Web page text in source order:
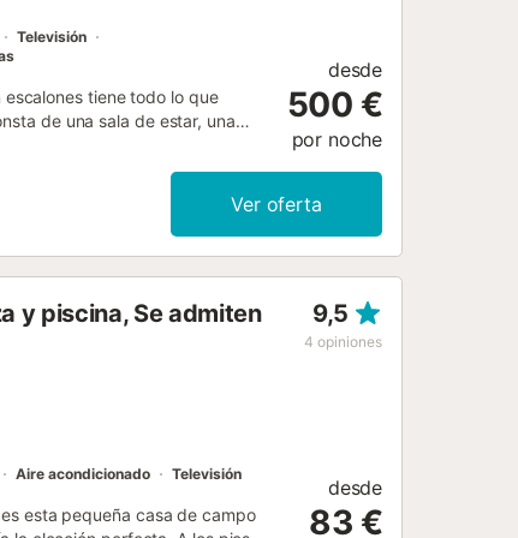
Televisión
escalones tiene todo lo que
de una sala de estar, una
alta velocidad (apto para
Este alojamiento no
piscina privada, piscina infantil,
exterior para su disfrute. El
la propiedad y hay
fumar en la propiedad. Esta
separación de residuos. Se
cuenta con iluminación de bajo
han utilizado materiales
desde
500 €
por noche
Ver oferta
y piscina, Se admiten
9,5
4 opiniones
Aire acondicionado Televisión
esta pequeña casa de campo
desde
83 €